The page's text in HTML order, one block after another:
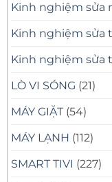
Kinh nghiệm sửa
Kinh nghiệm sửa
Kinh nghiệm sửa
LÒ VI SÓNG (21)
MÁY GIẶT (54)
MÁY LẠNH (112)
SMART TIVI (227)